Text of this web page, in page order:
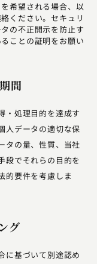
希望される場合、以
ください。セキュリ
の不正開示を防止す
ことの証明をお願い
間
・処理目的を達成す
人データの適切な保
タの量、性質、当社
段でそれらの目的を
的要件を考慮しま
グ
に基づいて別途認め